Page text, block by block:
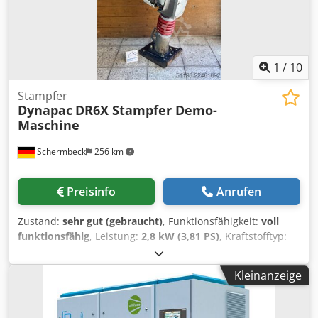
1 / 10
Schermbeck 256 km
Stampfer
Dynapac DR6X Stampfer Demo-
Maschine
Preisinfo Anrufen
Zustand: sehr gut (gebraucht), Funktionsfähigkeit: voll
funktionsfähig, Leistung: 2,8 kW (3,81 PS), Kraftstofftyp:
, Betriebsgewicht:
2024, Betriebsstunden:13 h, Dynapac DR6X Stampfer
Demo-Maschine Dynapac DR6X Stampfer – Demo-
Maschine | Baujahr 2024 | ca. 13 Betriebsstunden |
Stampffußbreite 230 mm | Honda Benzinmotor GXR 120
Kleinanzeige